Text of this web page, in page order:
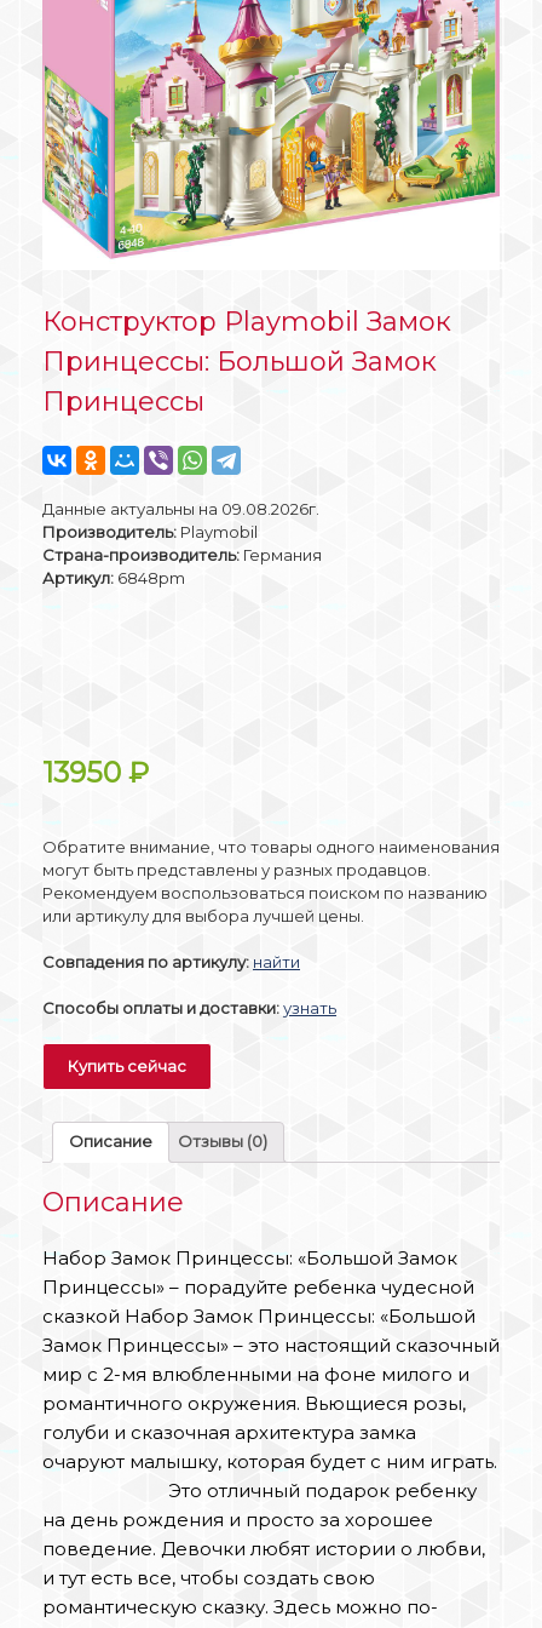
Конструктор Playmobil Замок
Принцессы: Большой Замок
Принцессы
Данные актуальны на 09.08.2026г.
Производитель: Playmobil
Страна-производитель: Германия
Артикул: 6848pm
13950 ₽
Обратите внимание, что товары одного наименования
могут быть представлены у разных продавцов.
Рекомендуем воспользоваться поиском по названию
или артикулу для выбора лучшей цены.
Совпадения по артикулу: найти
Способы оплаты и доставки:узнать
Купить сейчас
Описание Отзывы (0)
Описание
Набор Замок Принцессы: «Большой Замок
Принцессы» – порадуйте ребенка чудесной
сказкой Набор Замок Принцессы: «Большой
Замок Принцессы» – это настоящий сказочный
мир с 2-мя влюбленными на фоне милого и
романтичного окружения. Вьющиеся розы,
голуби и сказочная архитектура замка
очаруют малышку, которая будет с ним играть.
Это отличный подарок ребенку
на день рождения и просто за хорошее
поведение. Девочки любят истории о любви,
и тут есть все, чтобы создать свою
романтическую сказку. Здесь можно по-